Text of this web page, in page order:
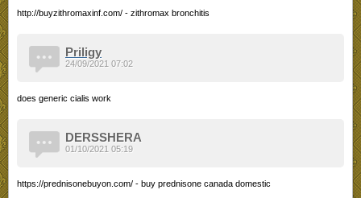
http://buyzithromaxinf.com/ - zithromax bronchitis
Priligy
does generic cialis work
24/09/2021 07:02
DERSSHERA
https://prednisonebuyon.com/ - buy prednisone canada domestic
01/10/2021 05:19